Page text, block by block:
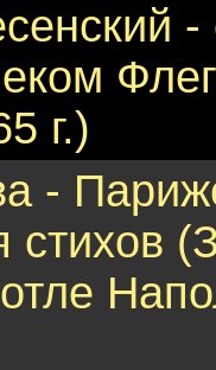
-
г.)
-
стихов